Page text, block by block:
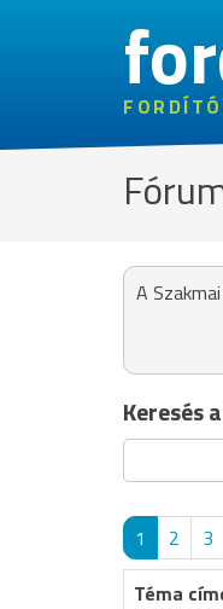
A
Keresés
1 2 3
Téma